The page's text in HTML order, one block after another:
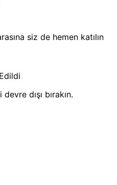
siz de hemen katılın
dışı bırakın.